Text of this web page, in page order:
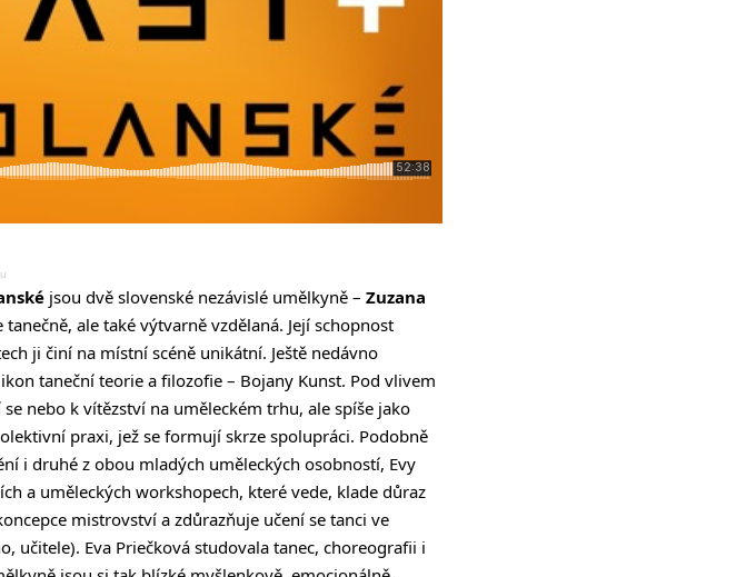
jsou dvě slovenské nezávislé umělkyně – Zuzana
ale také výtvarně vzdělaná. Její schopnost
ji činí na místní scéně unikátní. Ještě nedávno
taneční teorie a filozofie – Bojany Kunst. Pod vlivem
nebo k vítězství na uměleckém trhu, ale spíše jako
praxi, jež se formují skrze spolupráci. Podobně
i druhé z obou mladých uměleckých osobností, Evy
a uměleckých workshopech, které vede, klade důraz
mistrovství a zdůrazňuje učení se tanci ve
učitele). Eva Priečková studovala tanec, choreografii i